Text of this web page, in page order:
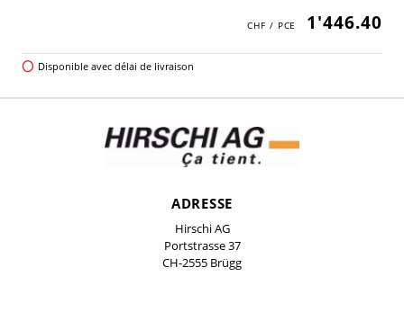
1'446.40
Disponible avec délai de livraison
ADRESSE
Hirschi AG
Portstrasse 37
CH-2555 Brügg